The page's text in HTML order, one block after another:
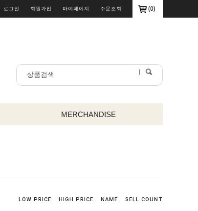
(0)
로그인 회원가입 마이페이지 주문조회
MERCHANDISE
LOW PRICE HIGH PRICE NAME SELL COUNT